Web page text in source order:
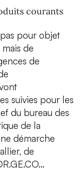
courants
pour objet
de
de
suivies pour les
du bureau des
de la
démarche
de